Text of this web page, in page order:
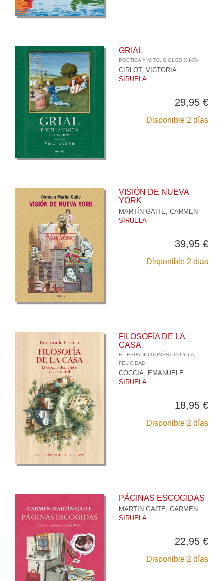
GRIAL
POÉTICA Y MITO. SIGLOS XII-XV
CIRLOT, VICTORIA
SIRUELA
29,95 €
Disponible 2 días
VISIÓN DE NUEVA
YORK
MARTÍN GAITE, CARMEN
SIRUELA
39,95 €
Disponible 2 días
FILOSOFÍA DE LA
CASA
EL ESPACIO DOMÉSTICO Y LA
FELICIDAD
COCCIA, EMANUELE
SIRUELA
18,95 €
Disponible 2 días
PÁGINAS ESCOGIDAS
MARTÍN GAITE, CARMEN
SIRUELA
22,95 €
Disponible 2 días